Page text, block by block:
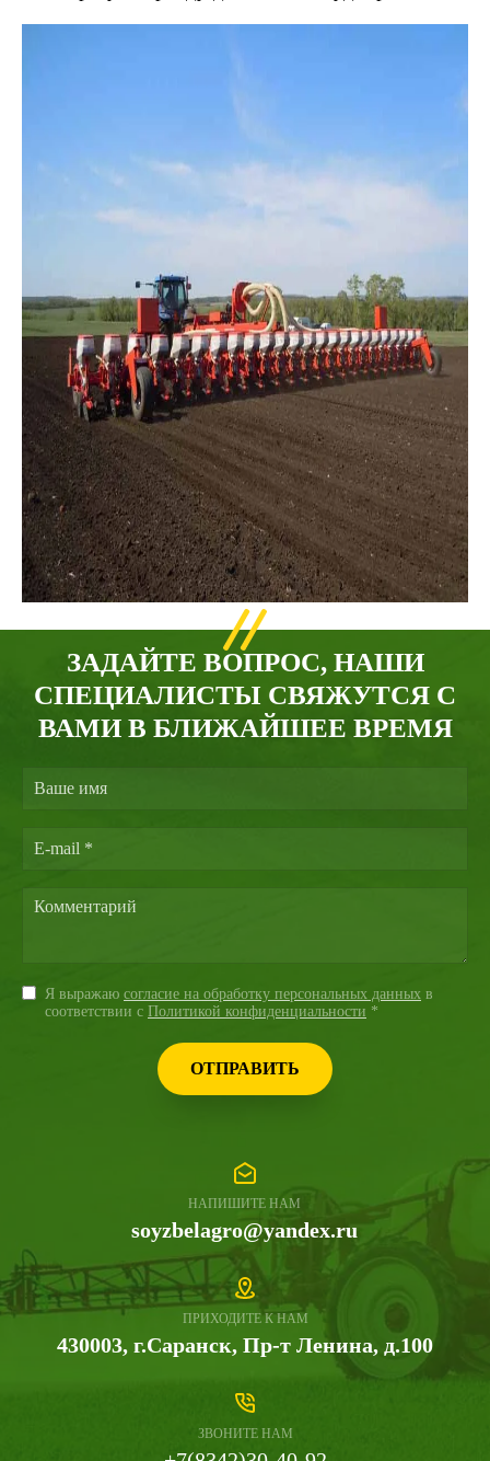
ЗВОНИТЕ НАМ
ПРИХОДИТЕ К НАМ
430003, г.Саранск, Пр-т Ленина, д.100
soyzbelagro@yandex.ru
НАПИШИТЕ НАМ
ЗАДАЙТЕ ВОПРОС, НАШИ
СПЕЦИАЛИСТЫ СВЯЖУТСЯ С
ВАМИ В БЛИЖАЙШЕЕ ВРЕМЯ
Я выражаю согласие на обработку персональных данных в
соответствии с Политикой конфиденциальности *
ОТПРАВИТЬ